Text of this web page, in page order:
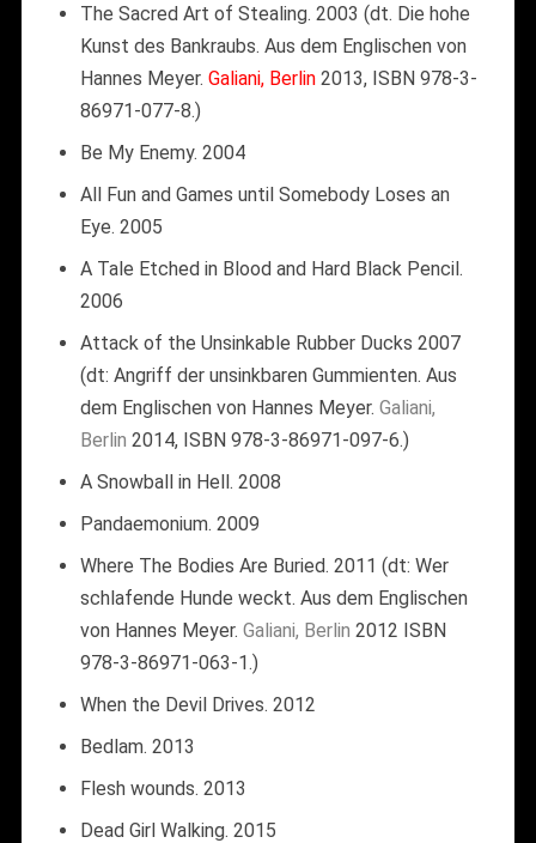
The Sacred Art of Stealing. 2003 (dt. Die hohe
Kunst des Bankraubs. Aus dem Englischen von
Hannes Meyer. Galiani, Berlin2013, ISBN 978-3-
86971-077-8.)
Be My Enemy. 2004
All Fun and Games until Somebody Loses an
Eye. 2005
A Tale Etched in Blood and Hard Black Pencil.
2006
Attack of the Unsinkable Rubber Ducks 2007
(dt: Angriff der unsinkbaren Gummienten. Aus
dem Englischen von Hannes Meyer. Galiani,
Berlin 2014, ISBN 978-3-86971-097-6.)
A Snowball in Hell. 2008
Pandaemonium. 2009
Where The Bodies Are Buried. 2011 (dt: Wer
schlafende Hunde weckt. Aus dem Englischen
von Hannes Meyer. Galiani, Berlin 2012 ISBN
978-3-86971-063-1.)
When the Devil Drives. 2012
Bedlam. 2013
Flesh wounds. 2013
Dead Girl Walking. 2015